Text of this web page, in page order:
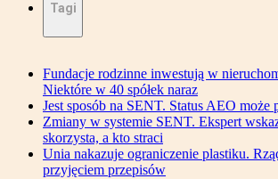
Tagi
Fundacje rodzinne inwestują w
Niektóre w 40 spółek naraz
Jest sposób na SENT. Status AEO może
Zmiany w systemie SENT. Ekspert
skorzysta, a kto straci
Unia nakazuje ograniczenie plastiku.
przyjęciem przepisów